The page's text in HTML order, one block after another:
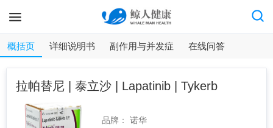
概括页 详细说明书 副作用与并发症 在线问答
拉帕替尼 | 泰立沙 | Lapatinib | Tykerb
品牌： 诺华